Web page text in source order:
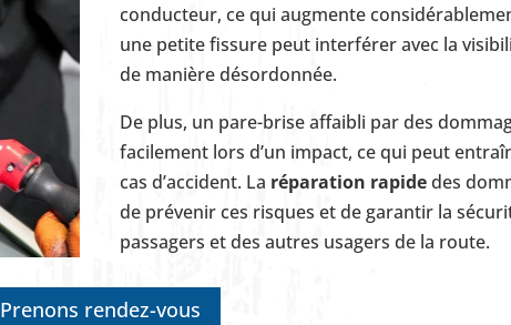
conducteur, ce qui augmente
une petite fissure peut interférer avec la
de manière désordonnée.
De plus, un pare-brise affaibli par des
facilement lors d’un impact, ce qui peut
cas d’accident. La réparation rapidedes
de prévenir ces risques et de garantir la
passagers et des autres usagers de la route.
Prenons rendez-vous